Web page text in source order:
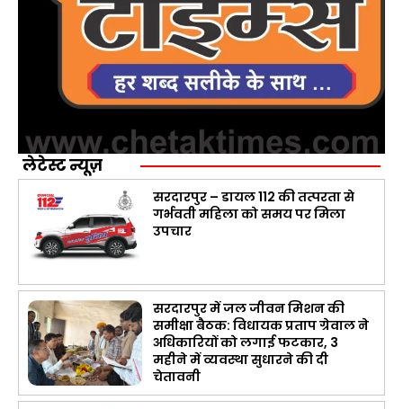
लेटेस्ट न्यूज़
सरदारपुर – डायल 112 की तत्परता से
गर्भवती महिला को समय पर मिला
उपचार
सरदारपुर में जल जीवन मिशन की
समीक्षा बैठक: विधायक प्रताप ग्रेवाल ने
अधिकारियों को लगाई फटकार, 3
महीने में व्यवस्था सुधारने की दी
चेतावनी